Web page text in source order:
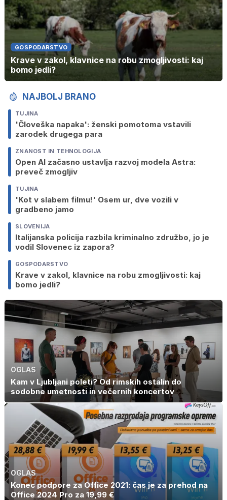
GOSPODARSTVO
Krave v zakol, klavnice na robu zmogljivosti: kaj
bomo jedli?
NAJBOLJ BRANO
TUJINA
'Človeška napaka': ženski pomotoma vstavili
zarodek drugega para
ZNANOST IN TEHNOLOGIJA
Open AI začasno ustavlja razvoj modela Astra:
preveč zmogljiv
TUJINA
'Kot v slabem filmu!' Osem ur, dve vozili v
gradbeno jamo
SLOVENIJA
Italijanska policija razbila kriminalno združbo, jo je
vodil Slovenec iz zapora?
GOSPODARSTVO
Krave v zakol, klavnice na robu zmogljivosti: kaj
bomo jedli?
OGLAS
Kam v Ljubljani poleti? Od rimskih ostalin do
sodobne umetnosti in večernih koncertov
OGLAS
Konec podpore za Office 2021: čas je za prehod na
Office 2024 Pro za 19,99 €